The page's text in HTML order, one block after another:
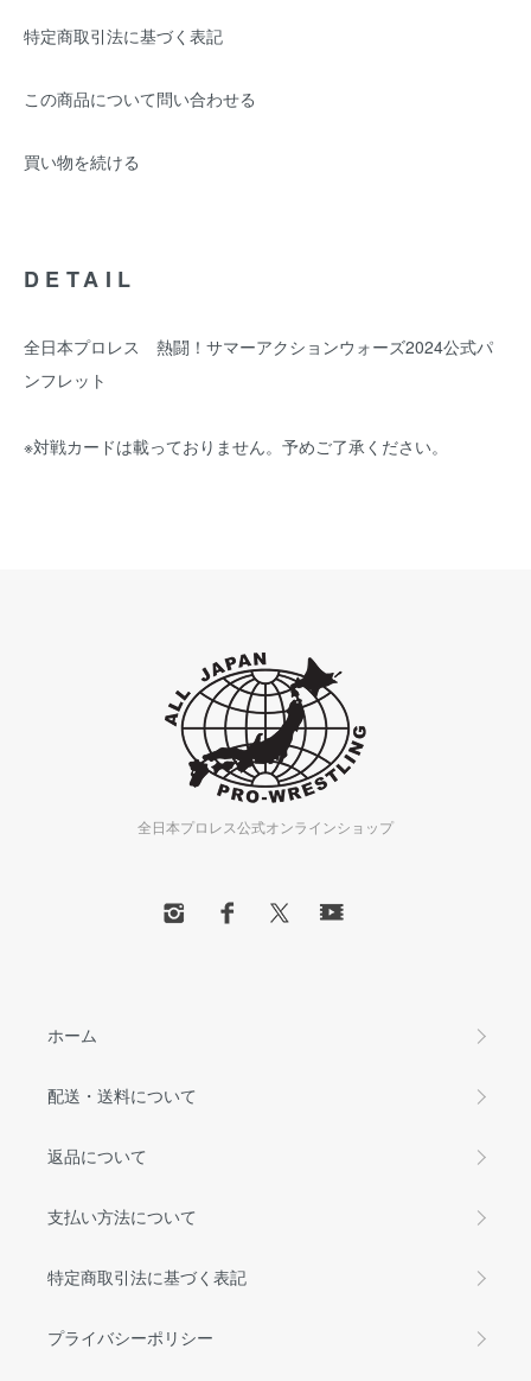
特定商取引法に基づく表記
この商品について問い合わせる
買い物を続ける
DETAIL
全日本プロレス 熱闘！サマーアクションウォーズ2024公式パ
ンフレット
※対戦カードは載っておりません。予めご了承ください。
全日本プロレス公式オンラインショップ
ホーム
配送・送料について
返品について
支払い方法について
特定商取引法に基づく表記
プライバシーポリシー